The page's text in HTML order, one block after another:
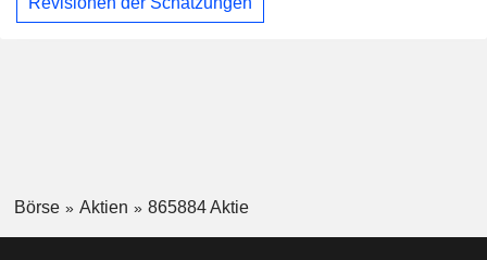
Börse Aktien 865884 Aktie